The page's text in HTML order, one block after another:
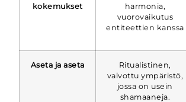
kokemukset
harmonia,
vuorovaikutus
entiteettien kanssa
Aseta ja aseta
Ritualistinen,
valvottu ympäristö,
jossa on usein
shamaaneja.